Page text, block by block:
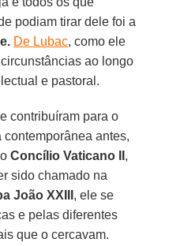
podiam tirar dele foi a
De Lubac, como ele
ao longo
e pastoral.
contribuíram para o
antes,
Concílio Vaticano II ,
sido chamado na
João XXIII , ele se
e pelas diferentes
que o cercavam.